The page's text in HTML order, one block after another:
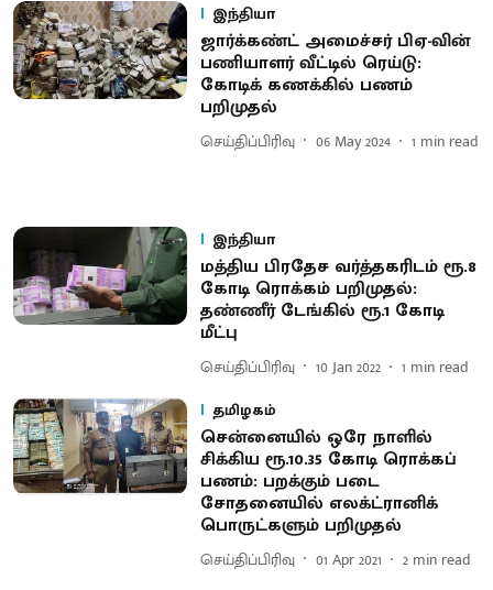
இந்தியா
ஜார்க்கண்ட் அமைச்சர் பிஏ-வின்
பணியாளர் வீட்டில் ரெய்டு:
கோடிக் கணக்கில் பணம்
பறிமுதல்
செய்திப்பிரிவு 06 May 2024 1 min read
இந்தியா
மத்திய பிரதேச வர்த்தகரிடம் ரூ.8
கோடி ரொக்கம் பறிமுதல்:
தண்ணீர் டேங்கில் ரூ.1 கோடி
மீட்பு
செய்திப்பிரிவு 10 Jan 2022 1 min read
தமிழகம்
சென்னையில் ஒரே நாளில்
சிக்கிய ரூ.10.35 கோடி ரொக்கப்
பணம்: பறக்கும் படை
சோதனையில் எலக்ட்ரானிக்
பொருட்களும் பறிமுதல்
செய்திப்பிரிவு 01 Apr 2021 2 min read